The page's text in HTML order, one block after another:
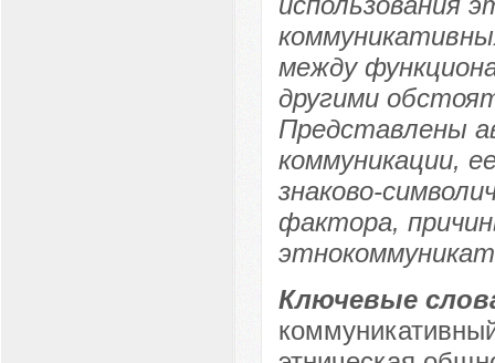
между
другими
Представлены
коммуникации,
знаково-
фактора,
Ключевые